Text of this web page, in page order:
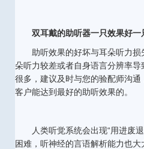
双耳戴的助听器一只效果好一
助听效果的好坏与耳朵听力
朵听力较差或者自身语言分辨率
很多，建议及时与您的验配师沟
客户能达到最好的助听效果的。
人类听觉系统会出现“用进废
困难，听神经的言语解析能力也